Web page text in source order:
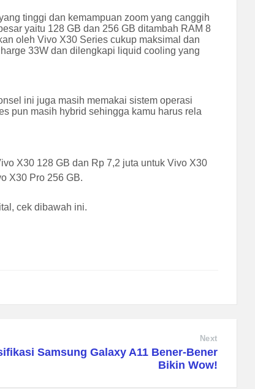
tinggi dan kemampuan zoom yang canggih
yaitu 128 GB dan 256 GB ditambah RAM 8
oleh Vivo X30 Series cukup maksimal dan
33W dan dilengkapi liquid cooling yang
ini juga masih memakai sistem operasi
pun masih hybrid sehingga kamu harus rela
X30 128 GB dan Rp 7,2 juta untuk Vivo X30
X30 Pro 256 GB.
cek dibawah ini.
Next
Samsung Galaxy A11 Bener-Bener
Bikin Wow!